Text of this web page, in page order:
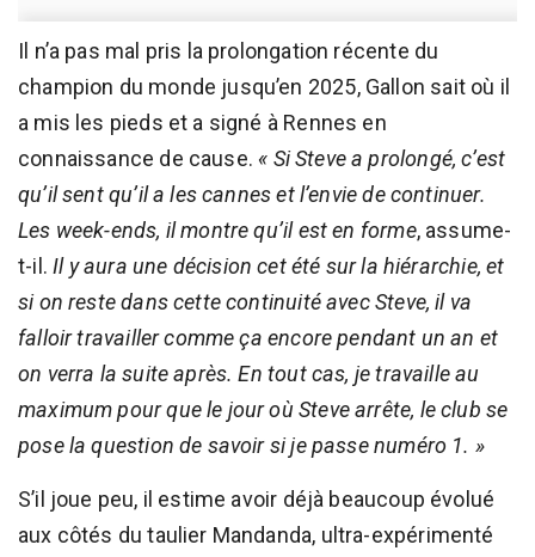
Il n’a pas mal pris la prolongation récente du
champion du monde jusqu’en 2025, Gallon sait où il
a mis les pieds et a signé à Rennes en
connaissance de cause. « Si Steve a prolongé, c’est
qu’il sent qu’il a les cannes et l’envie de continuer.
Les week-ends, il montre qu’il est en forme, assume-
t-il.Il y aura une décision cet été sur la hiérarchie, et
si on reste dans cette continuité avec Steve, il va
falloir travailler comme ça encore pendant un an et
on verra la suite après. En tout cas, je travaille au
maximum pour que le jour où Steve arrête, le club se
pose la question de savoir si je passe numéro 1. »
S’il joue peu, il estime avoir déjà beaucoup évolué
aux côtés du taulier Mandanda, ultra-expérimenté